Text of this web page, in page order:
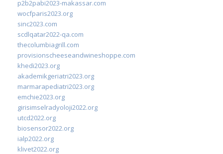
p2b2pabi2023-makassar.com
wocfparis2023.org
sinc2023.com
scdlqatar2022-qa.com
thecolumbiagrill.com
provisionscheeseandwineshoppe.com
khedi2023.org
akademikgeriatri2023.org
marmarapediatri2023.org
emchie2023.org
girisimselradyoloji2022.org
utcd2022.org
biosensor2022.org
ialp2022.org
klivet2022.org